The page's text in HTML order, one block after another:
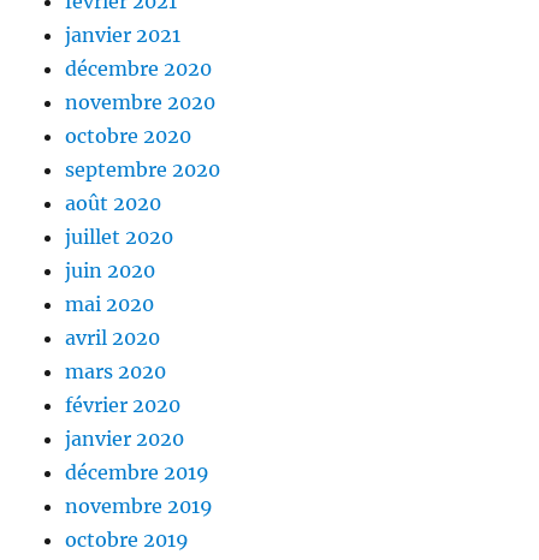
janvier 2021
décembre 2020
novembre 2020
octobre 2020
septembre 2020
août 2020
juillet 2020
juin 2020
mai 2020
avril 2020
mars 2020
février 2020
janvier 2020
décembre 2019
novembre 2019
octobre 2019